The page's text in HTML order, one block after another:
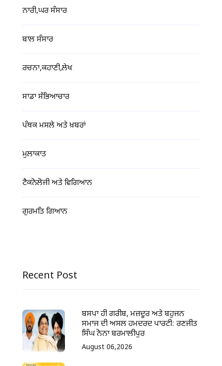
ਨਾਰੀ,ਘਰ ਸੰਸਾਰ
ਬਾਲ ਸੰਸਾਰ
ਰਚਨਾ,ਕਹਾਣੀ,ਲੇਖ
ਸਾਡਾ ਸੱਭਿਆਚਾਰ
ਪੰਥਕ ਮਸਲੇ ਅਤੇ ਖ਼ਬਰਾਂ
ਮੁਲਾਕਾਤ
ਟੈਕਨੋਲੋਜੀ ਅਤੇ ਵਿਗਿਆਨ
ਗੁਰਮਤਿ ਗਿਆਨ
Recent Post
ਬਸਪਾ ਹੀ ਗਰੀਬ, ਮਜ਼ਦੂਰ ਅਤੇ ਬਹੁਜਨ
ਸਮਾਜ ਦੀ ਅਸਲ ਹਮਦਰਦ ਪਾਰਟੀ: ਰਣਜੀਤ
ਸਿੰਘ ਨੋਨਾ ਬਰਮਾਲੀਪੁਰ
August 06,2026